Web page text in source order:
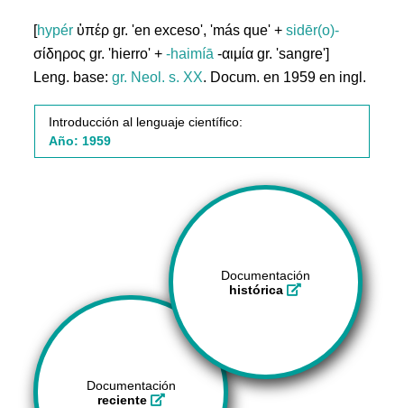
[hypér ὑπέρ gr. 'en exceso', 'más que' +sidēr(o)-
σίδηρος gr. 'hierro' +-haimíā -αιμία gr. 'sangre']
Leng. base:gr. Neol. s. XX. Docum. en 1959 en ingl.
Introducción al lenguaje científico:
Año: 1959
Documentación
histórica
Documentación
reciente